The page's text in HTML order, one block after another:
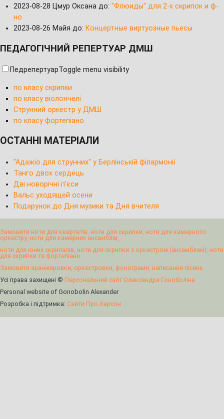
2023-08-28 Цмур Оксана до: "Флюиды" для 2-х скрипок и ф-
но
2023-08-26 Майя до: Концертные виртуозные пьесы
ПЕДАГОГІЧНИЙ РЕПЕРТУАР ДМШ
ПедрепертуарToggle menu visibility
по класу скрипки
по класу віолончелі
Струнний оркестр у ДМШ
по класу фортепіано
ОСТАННІ МАТЕРІАЛИ
"Адажіо для струнних" у Берлінській філармонії
Танго двох сердець
Дві новорічні п'єси
Вальс уходящей осени
Подарунок до Дня музики та Дня вчителя
Замовити ноти для квартетів, ноти для скрипки, ноти для камерного
оркестру, ноти для камерних ансамблів,
ноти для юних скрипалів, ноти для скрипки з оркестром (ансамблем); ноти
для скрипки та фортепіано.
Замовити аранжировки, оркестровки, фонограми, написання пісень
Усі права захищені © Персональний сайт Олександра Гоноболіна
Personal website of Gonobolin Alexander
Розробка і підтримка: Сайти Про.Херсон